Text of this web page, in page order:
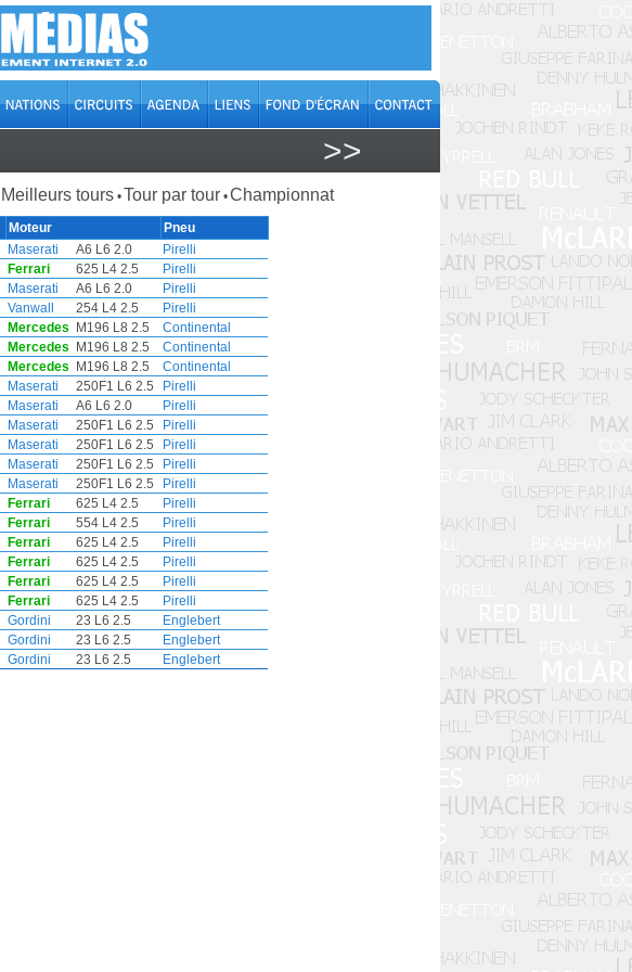
>>
Meilleurs tours •Tour par tour •Championnat
Moteur
Pneu
Maserati A6 L6 2.0
Pirelli
Ferrari 625 L4 2.5
Pirelli
Maserati A6 L6 2.0
Pirelli
Vanwall 254 L4 2.5
Pirelli
Mercedes M196 L8 2.5
Continental
Mercedes M196 L8 2.5
Continental
Mercedes M196 L8 2.5
Continental
Maserati 250F1 L6 2.5
Pirelli
Maserati A6 L6 2.0
Pirelli
Maserati 250F1 L6 2.5
Pirelli
Maserati 250F1 L6 2.5
Pirelli
Maserati 250F1 L6 2.5
Pirelli
Maserati 250F1 L6 2.5
Pirelli
Ferrari 625 L4 2.5
Pirelli
Ferrari 554 L4 2.5
Pirelli
Ferrari 625 L4 2.5
Pirelli
Ferrari 625 L4 2.5
Pirelli
Ferrari 625 L4 2.5
Pirelli
Ferrari 625 L4 2.5
Pirelli
Gordini 23 L6 2.5
Englebert
Gordini 23 L6 2.5
Englebert
Gordini 23 L6 2.5 Englebert